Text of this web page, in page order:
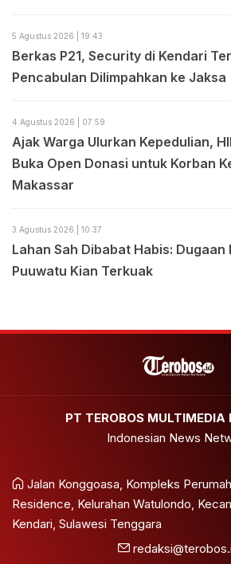
5 Agustus 2026 | 19:43
Berkas P21, Security di Kendari
Pencabulan Dilimpahkan ke Jaksa
4 Agustus 2026 | 07:59
Ajak Warga Ulurkan Kepedulian,
Buka Open Donasi untuk Korban
Makassar
3 Agustus 2026 | 10:37
Lahan Sah Dibabat Habis: Dugaan
Puuwatu Kian Terkuak
PT TEROBOS MULTIMEDIA
Indonesian News
Jalan Konggoasa, Kompleks
Residence, Kelurahan Watulondo,
Kendari, Sulawesi Tenggara